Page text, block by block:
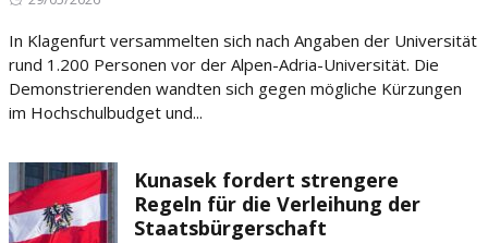
In Klagenfurt versammelten sich nach Angaben der Universität
rund 1.200 Personen vor der Alpen-Adria-Universität. Die
Demonstrierenden wandten sich gegen mögliche Kürzungen
im Hochschulbudget und...
Kunasek fordert strengere
Regeln für die Verleihung der
Staatsbürgerschaft